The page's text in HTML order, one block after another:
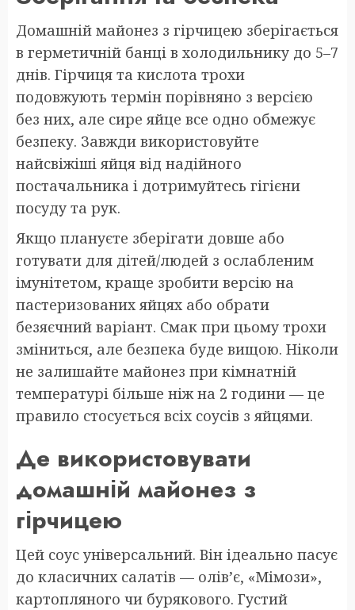
Домашній майонез з гірчицею зберігається
в герметичній банці в холодильнику до 5–7
днів. Гірчиця та кислота трохи
подовжують термін порівняно з версією
без них, але сире яйце все одно обмежує
безпеку. Завжди використовуйте
найсвіжіші яйця від надійного
постачальника і дотримуйтесь гігієни
посуду та рук.
Якщо плануєте зберігати довше або
готувати для дітей/людей з ослабленим
імунітетом, краще зробити версію на
пастеризованих яйцях або обрати
безяєчний варіант. Смак при цьому трохи
зміниться, але безпека буде вищою. Ніколи
не залишайте майонез при кімнатній
температурі більше ніж на 2 години — це
правило стосується всіх соусів з яйцями.
Де використовувати
домашній майонез з
гірчицею
Цей соус універсальний. Він ідеально пасує
до класичних салатів — олів’є, «Мімози»,
картопляного чи бурякового. Густий